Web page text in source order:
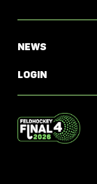
News
Login